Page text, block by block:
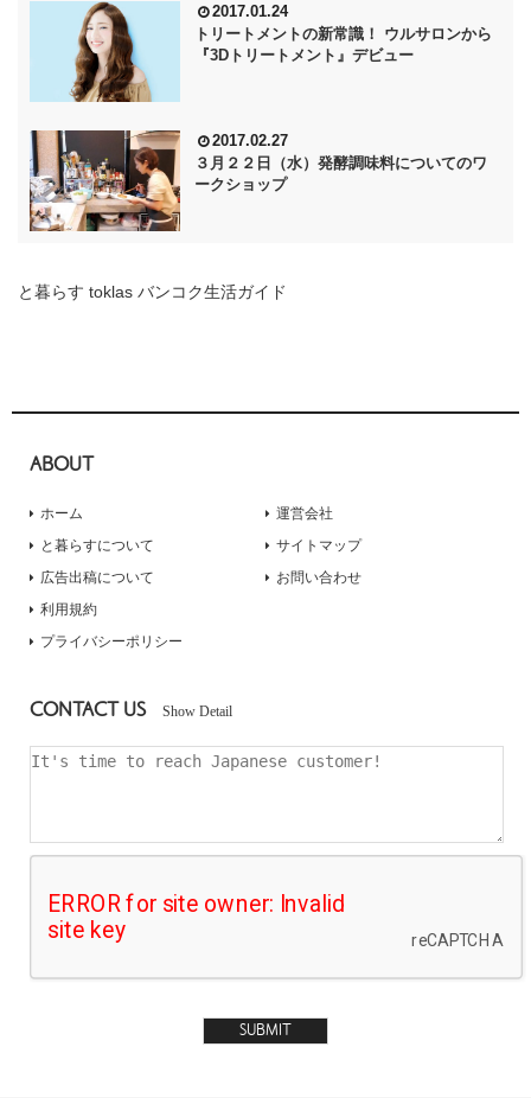
2017.01.24
トリートメントの新常識！ ウルサロンから
『3Dトリートメント』デビュー
2017.02.27
３月２２日（水）発酵調味料についてのワ
ークショップ
と暮らす toklas バンコク生活ガイド
ABOUT
ホーム
と暮らすについて
広告出稿について
運営会社
サイトマップ
お問い合わせ
利用規約
プライバシーポリシー
CONTACT US Show Detail